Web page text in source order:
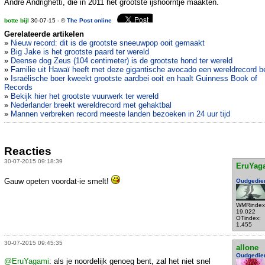
Andre Andrighetti, die in 2011 het grootste ijshoorntje maakten.
botte bijl 30-07-15 - ©The Post online
Gerelateerde artikelen
» Nieuw record: dit is de grootste sneeuwpop ooit gemaakt
» Big Jake is het grootste paard ter wereld
» Deense dog Zeus (104 centimeter) is de grootste hond ter wereld
» Familie uit Hawaï heeft met deze gigantische avocado een wereldrecord
» Israëlische boer kweekt grootste aardbei ooit en haalt Guinness Book of
Records
» Bekijk hier het grootste vuurwerk ter wereld
» Nederlander breekt wereldrecord met gehaktbal
» Mannen verbreken record meeste landen bezoeken in 24 uur tijd
Reacties
30-07-2015 09:18:39
19.022
OTindex:
1.455
Gauw opeten voordat-ie smelt!
30-07-2015 09:45:35
allone
@EruYagami: als je noordelijk genoeg bent, zal het niet snel